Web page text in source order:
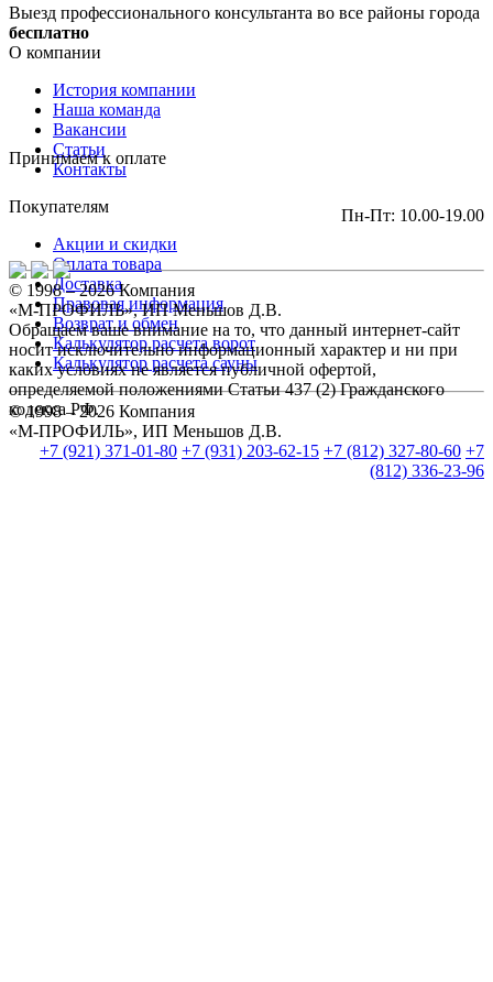
Выезд профессионального консультанта во все районы города
бесплатно
О компании
История компании
Наша команда
Вакансии
Статьи
Контакты
Покупателям
Акции и скидки
Оплата товара
Доставка
Правовая информация
Возврат и обмен
Калькулятор расчета ворот
Калькулятор расчета сауны
© 1998 – 2026 Компания
«М-ПРОФИЛЬ», ИП Меньшов Д.В.
+7 (921) 371-01-80 +7 (931) 203-62-15 +7 (812) 327-80-60 +7
(812) 336-23-96
Принимаем к оплате
Пн-Пт: 10.00-19.00
© 1998 – 2026 Компания
«М-ПРОФИЛЬ», ИП Меньшов Д.В.
Обращаем ваше внимание на то, что данный интернет-сайт
носит исключительно информационный характер и ни при
каких условиях не является публичной офертой,
определяемой положениями Статьи 437 (2) Гражданского
кодекса РФ.